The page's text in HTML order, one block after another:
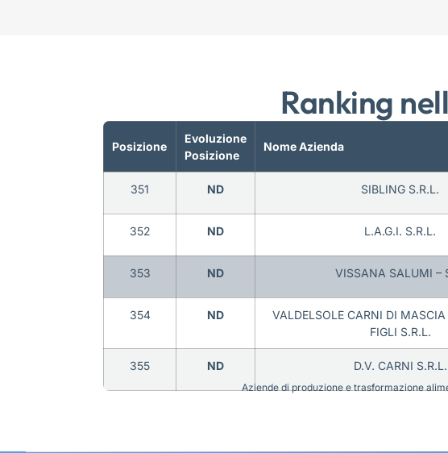
Ranking
Posizione
Evoluzione
Posizione
Nome Azienda
351 ND SIBLING S.R.L.
352 ND L.A.G.I. S.R.L.
353 ND VISSANA SALUMI –
354 ND
VALDELSOLE CARNI DI MASCIA
FIGLI S.R.L.
355 ND D.V. CARNI S.R.L.
Aziende di produzione e trasformazione